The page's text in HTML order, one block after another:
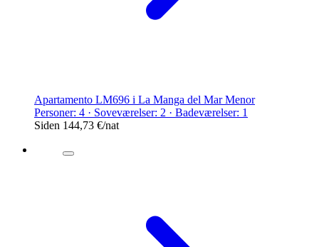
Apartamento LM696 i La Manga del Mar Menor
Personer: 4 · Soveværelser: 2 · Badeværelser: 1
Siden 144,73 €/nat